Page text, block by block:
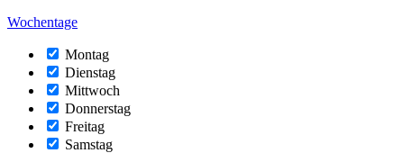
Wochentage
Montag
Dienstag
Mittwoch
Donnerstag
Freitag
Samstag